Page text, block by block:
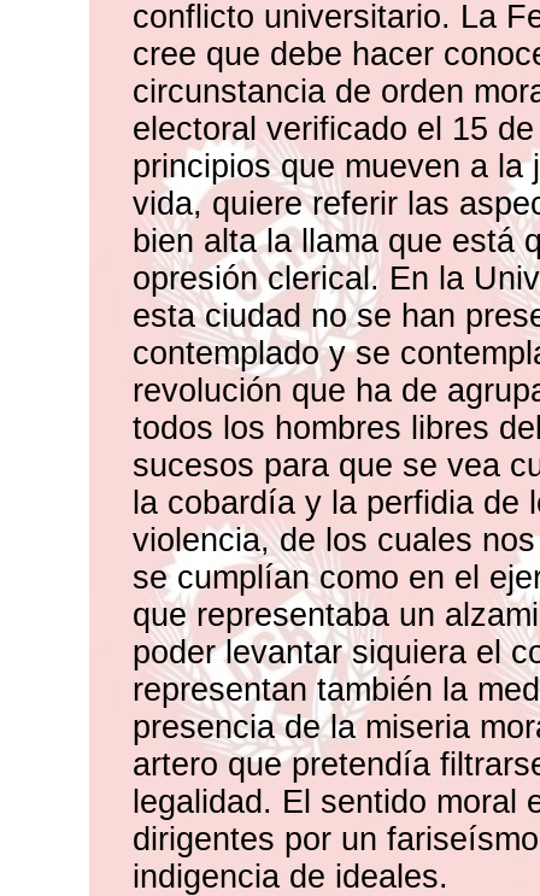
conflicto universitario. La
cree que debe hacer
circunstancia de orden
electoral verificado el 15
principios que mueven a
vida, quiere referir las
bien alta la llama que está
opresión clerical. En la
esta ciudad no se han
contemplado y se
revolución que ha de
todos los hombres libres
sucesos para que se vea
la cobardía y la perfidia de
violencia, de los cuales
se cumplían como en el
que representaba un
poder levantar siquiera el
representan también la
presencia de la miseria
artero que pretendía
legalidad. El sentido moral
dirigentes por un
indigencia de ideales.